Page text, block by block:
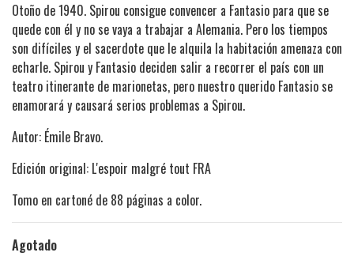
Otoño de 1940. Spirou consigue convencer a Fantasio para que se
quede con él y no se vaya a trabajar a Alemania. Pero los tiempos
son difíciles y el sacerdote que le alquila la habitación amenaza con
echarle. Spirou y Fantasio deciden salir a recorrer el país con un
teatro itinerante de marionetas, pero nuestro querido Fantasio se
enamorará y causará serios problemas a Spirou.
Autor: Émile Bravo.
Edición original: L'espoir malgré tout FRA
Tomo en cartoné de 88 páginas a color.
Agotado